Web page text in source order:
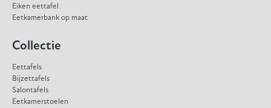
Eiken eettafel
Eetkamerbank op maat
Collectie
Eettafels
Bijzettafels
Salontafels
Eetkamerstoelen